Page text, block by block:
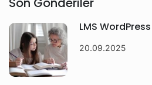
LMS
20.09.2025